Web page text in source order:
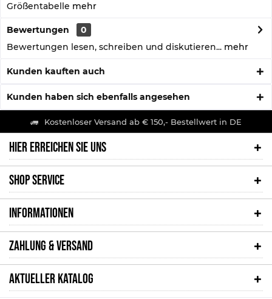
Größentabelle mehr
Bewertungen
0
Bewertungen lesen, schreiben und diskutieren... mehr
Kunden kauften auch
Kunden haben sich ebenfalls angesehen
Kostenloser Versand ab € 150,- Bestellwert in DE
HIER ERREICHEN SIE UNS
SHOP SERVICE
INFORMATIONEN
ZAHLUNG & VERSAND
AKTUELLER KATALOG